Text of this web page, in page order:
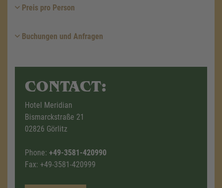
Preis pro Person
Buchungen und Anfragen
CONTACT:
Hotel Meridian
Bismarckstraße 21
02826 Görlitz
Phone: +49-3581-420990
Fax: +49-3581-420999